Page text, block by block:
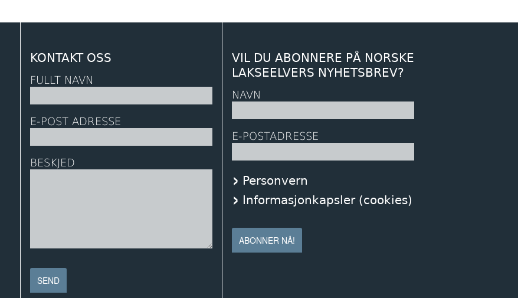
KONTAKT OSS
FULLT NAVN
E-POST ADRESSE
BESKJED
VIL DU ABONNERE PÅ NORSKE
LAKSEELVERS NYHETSBREV?
NAVN
E-POSTADRESSE
Personvern
Informasjonkapsler (cookies)